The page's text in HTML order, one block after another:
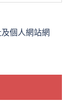
個人網站網